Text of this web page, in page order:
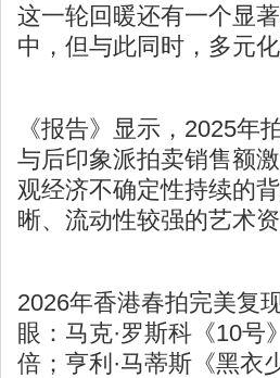
这一轮回暖还有一个显
中，但与此同时，多元
《报告》显示，2025年
与后印象派拍卖销售额
观经济不确定性持续的
晰、流动性较强的艺术资
2026年香港春拍完美复
眼：马克·罗斯科《10
倍；亨利·马蒂斯《黑衣